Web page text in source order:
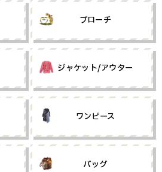
ブローチ
ジャケット/アウター
ワンピース
バッグ